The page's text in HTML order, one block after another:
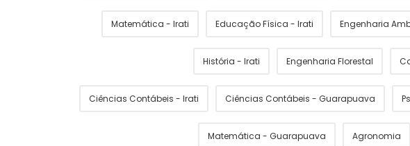
Matemática - Irati Educação Física - Irati Engenharia
História - Irati Engenharia Florestal
Ciências Contábeis - Irati Ciências Contábeis - Guarapuava
Matemática - Guarapuava Agronomia